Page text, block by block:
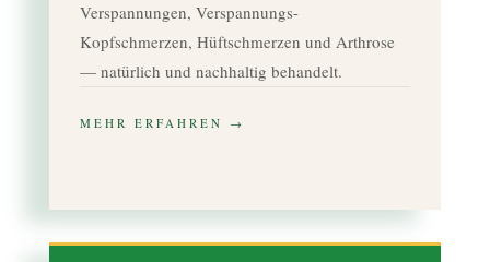
Verspannungen, Verspannungs-
Kopfschmerzen, Hüftschmerzen und Arthrose
— natürlich und nachhaltig behandelt.
MEHR ERFAHREN →